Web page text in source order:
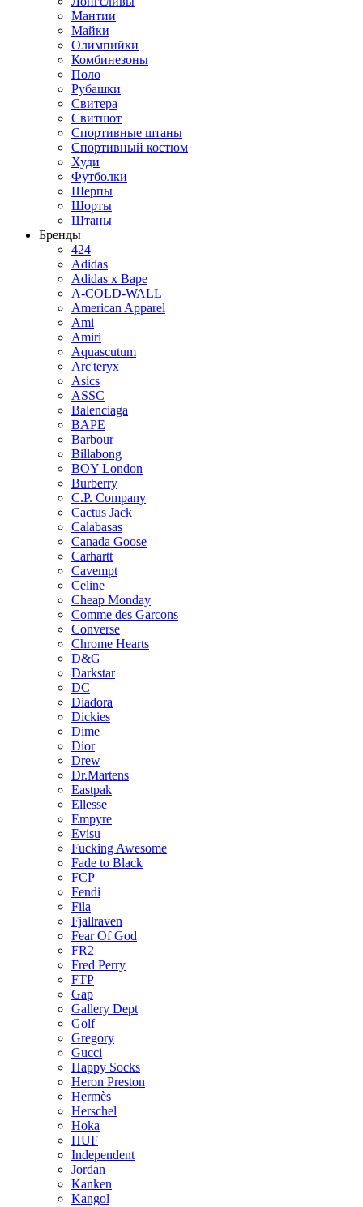
Мантии
Майки
Олимпийки
Комбинезоны
Поло
Рубашки
Свитера
Свитшот
Спортивные штаны
Спортивный костюм
Худи
Футболки
Шерпы
Шорты
Штаны
Бренды
424
Adidas
Adidas x Bape
A-COLD-WALL
American Apparel
Ami
Amiri
Aquascutum
Arc'teryx
Asics
ASSC
Balenciaga
BAPE
Barbour
Billabong
BOY London
Burberry
C.P. Company
Cactus Jack
Calabasas
Canada Goose
Carhartt
Cavempt
Celine
Cheap Monday
Comme des Garcons
Converse
Chrome Hearts
D&G
Darkstar
DC
Diadora
Dickies
Dime
Dior
Drew
Dr.Martens
Eastpak
Ellesse
Empyre
Evisu
Fucking Awesome
Fade to Black
FCP
Fendi
Fila
Fjallraven
Fear Of God
FR2
Fred Perry
FTP
Gap
Gallery Dept
Golf
Gregory
Gucci
Happy Socks
Heron Preston
Hermès
Hersсhel
Hoka
HUF
Independent
Jordan
Kanken
Kangol